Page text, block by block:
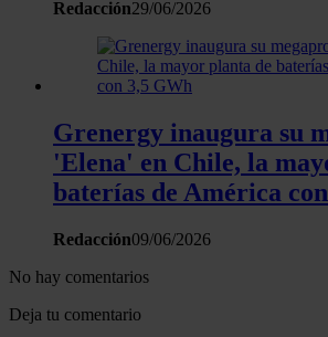
Redacción29/06/2026
Grenergy inaugura su
'Elena' en Chile, la
baterías de América
Redacción09/06/2026
No hay comentarios
Deja tu comentario